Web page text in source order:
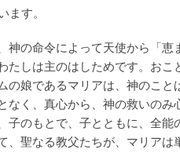
ます。
神の命令によって天使から「恵
たしは主のはしためです。おこ
の娘であるマリアは、神のこと
なく、真心から、神の救いのみ
子のもとで、子とともに、全能
、聖なる教父たちが、マリアは